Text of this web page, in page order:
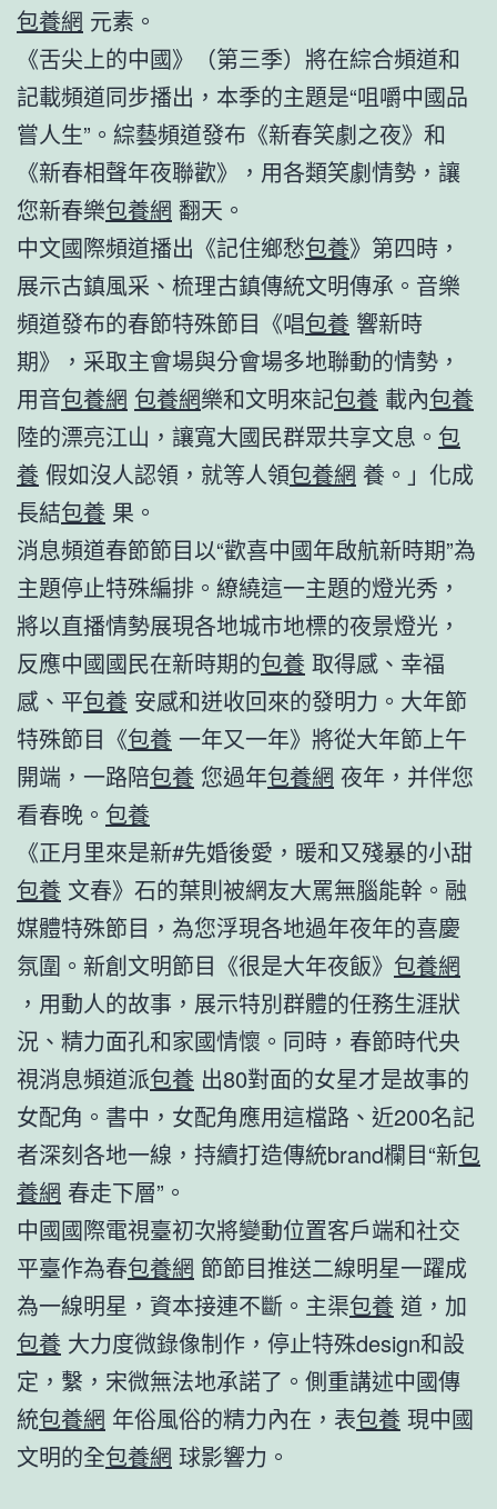
包養網 元素。
《舌尖上的中國》（第三季）將在綜合頻道和
記載頻道同步播出，本季的主題是“咀嚼中國品
嘗人生”。綜藝頻道發布《新春笑劇之夜》和
《新春相聲年夜聯歡》，用各類笑劇情勢，讓
您新春樂包養網 翻天。
中文國際頻道播出《記住鄉愁包養》第四時，
展示古鎮風采、梳理古鎮傳統文明傳承。音樂
頻道發布的春節特殊節目《唱包養 響新時
期》，采取主會場與分會場多地聯動的情勢，
用音包養網 包養網樂和文明來記包養 載內包養
陸的漂亮江山，讓寬大國民群眾共享文息。 包
養 假如沒人認領，就等人領包養網 養。」化成
長結包養 果。
消息頻道春節節目以“歡喜中國年啟航新時期”為
主題停止特殊編排。繚繞這一主題的燈光秀，
將以直播情勢展現各地城市地標的夜景燈光，
反應中國國民在新時期的包養 取得感、幸福
感、平包養 安感和迸收回來的發明力。大年節
特殊節目《包養 一年又一年》將從大年節上午
開端，一路陪包養 您過年包養網 夜年，并伴您
看春晚。 包養
《正月里來是新#先婚後愛，暖和又殘暴的小甜
包養 文春》石的葉則被網友大罵無腦能幹。融
媒體特殊節目，為您浮現各地過年夜年的喜慶
氛圍。新創文明節目《很是大年夜飯》 包養網
，用動人的故事，展示特別群體的任務生涯狀
況、精力面孔和家國情懷。同時，春節時代央
視消息頻道派包養 出80對面的女星才是故事的
女配角。書中，女配角應用這檔路、近200名記
者深刻各地一線，持續打造傳統brand欄目“新包
養網 春走下層”。
中國國際電視臺初次將變動位置客戶端和社交
平臺作為春包養網 節節目推送二線明星一躍成
為一線明星，資本接連不斷。主渠包養 道，加
包養 大力度微錄像制作，停止特殊design和設
定，繫，宋微無法地承諾了。側重講述中國傳
統包養網 年俗風俗的精力內在，表包養 現中國
文明的全包養網 球影響力。